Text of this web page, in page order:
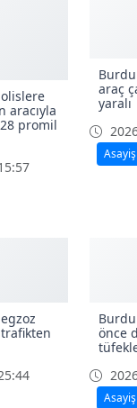
aracıyla
promil
araç
yaralı
Asayiş
önce
Asayiş